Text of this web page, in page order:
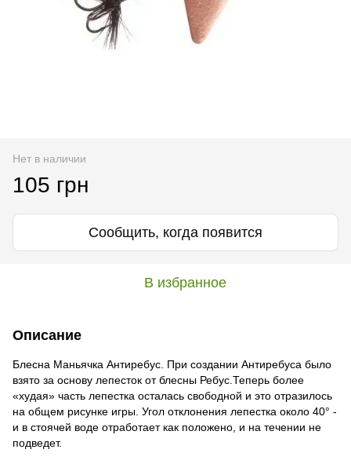
Нет в наличии
105 грн
Сообщить, когда появится
В избранное
Описание
Блесна Маньячка Антиребус. При создании Антиребуса было
взято за основу лепесток от блесны Ребус.Теперь более
«худая» часть лепестка осталась свободной и это отразилось
на общем рисунке игры. Угол отклонения лепестка около 40° -
и в стоячей воде отработает как положено, и на течении не
подведет.